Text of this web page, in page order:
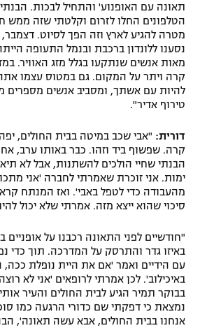
תאונה עם האופנוע' והתחיל לבכות.
הטלפונים החלו לזרום וקלטתי שזה ממש
מטרה להגיע לארץ וזה הפך לסיוט. דצמבר,
נסענו ללונדון ברכבת ובנמל התעופה
מאות אנשים שנתקעו בגלל מזג האוויר.
קרה ויתר על המקום. גם במטוס עצמו
להיות עם אשתך, ומסביב אנשים מספרים
טירוף אדיר".
דורית: "אבי שכב במיטה בבית החולים,
קרה. שפשוף ביד וזהו. כבר באותו ערב,
הבנתי שחיי הולכים להשתנות, אבל לא
ימות. אני זוכרת שאמרתי לחברה 'אני
מהעבודה כדי לטפל באבי'. ואז המנתח
סיכוי שהוא ייצא מזה. אמרתי שלא יכול
"חודשיים לפני התאונה רכבנו על אופניים
באיזו גדר והתרסק על המדרכה. תוך כדי
עם הידיים ואמר 'אם את היית נופלת ככה,
באיכילוב'. לכן אמרתי לרופאים 'אני לא
בבוקר תמיר הגיע לבית החולים והעיר
נמצאת כי דפקתי שם כדורי הרגעה כמו
אנחנו בבית החולים, אבא עשה תאונה',